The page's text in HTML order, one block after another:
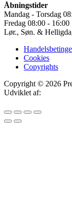
Åbningstider
Mandag - Torsdag
Fredag 08:00 - 16:00
Lør., Søn. &
Cookies
Copyrights
Copyright © 2026
Udviklet af: